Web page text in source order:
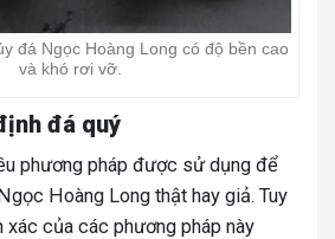
đá Ngọc Hoàng Long có độ bền cao
và khó rơi vỡ.
đá quý
phương pháp được sử dụng để
Hoàng Long thật hay giả. Tuy
của các phương pháp này